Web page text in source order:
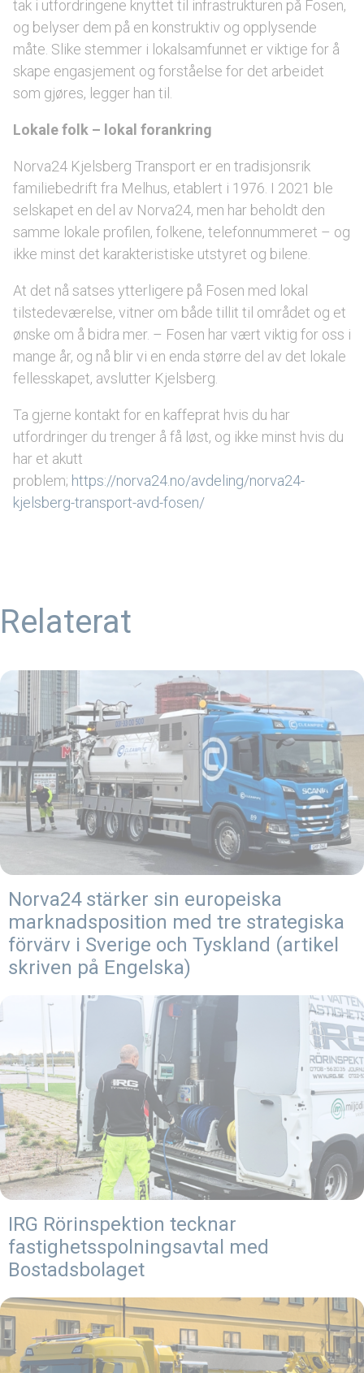
tak i utfordringene knyttet til infrastrukturen på Fosen,
og belyser dem på en konstruktiv og opplysende
måte. Slike stemmer i lokalsamfunnet er viktige for å
skape engasjement og forståelse for det arbeidet
som gjøres, legger han til.
Lokale folk – lokal forankring
Norva24 Kjelsberg Transport er en tradisjonsrik
familiebedrift fra Melhus, etablert i 1976. I 2021 ble
selskapet en del av Norva24, men har beholdt den
samme lokale profilen, folkene, telefonnummeret – og
ikke minst det karakteristiske utstyret og bilene.
At det nå satses ytterligere på Fosen med lokal
tilstedeværelse, vitner om både tillit til området og et
ønske om å bidra mer. – Fosen har vært viktig for oss i
mange år, og nå blir vi en enda større del av det lokale
fellesskapet, avslutter Kjelsberg.
Ta gjerne kontakt for en kaffeprat hvis du har
utfordringer du trenger å få løst, og ikke minst hvis du
har et akutt
problem; https://norva24.no/avdeling/norva24-
kjelsberg-transport-avd-fosen/
Relaterat
Norva24 stärker sin europeiska
marknadsposition med tre strategiska
förvärv i Sverige och Tyskland (artikel
skriven på Engelska)
IRG Rörinspektion tecknar
fastighetsspolningsavtal med
Bostadsbolaget